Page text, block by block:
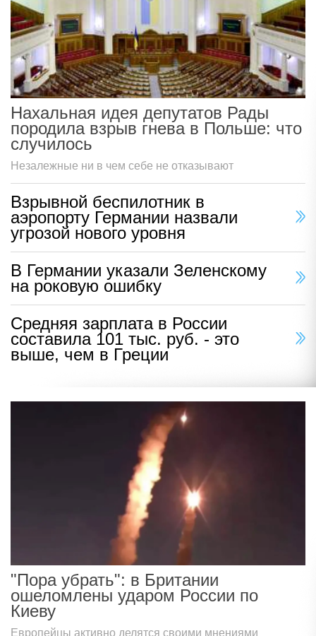
Нахальная идея депутатов Рады
породила взрыв гнева в Польше: что
случилось
Незалежные ни в чем себе не отказывают
Взрывной беспилотник в
аэропорту Германии назвали
угрозой нового уровня
В Германии указали Зеленскому
на роковую ошибку
Средняя зарплата в России
составила 101 тыс. руб. - это
выше, чем в Греции
"Пора убрать": в Британии
ошеломлены ударом России по
Киеву
Европейцы активно делятся своими мнениями